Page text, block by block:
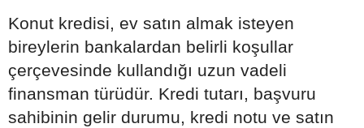
Konut kredisi, ev satın almak isteyen
bireylerin bankalardan belirli koşullar
çerçevesinde kullandığı uzun vadeli
finansman türüdür. Kredi tutarı, başvuru
sahibinin gelir durumu, kredi notu ve satın